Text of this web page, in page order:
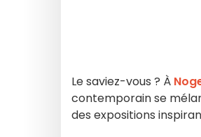
Le saviez-vous ? À
contemporain se
des expositions